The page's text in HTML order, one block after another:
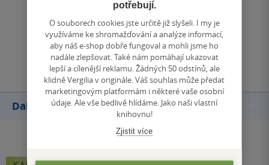
Zobrazit všechna hodnocení
Přidat hodnocení
Další knihy autora
potřebují.
O souborech cookies jste určitě již slyšeli. I my je
využíváme ke shromažďování a analýze informací,
aby náš e-shop dobře fungoval a mohli jsme ho
nadále zlepšovat. Také nám pomáhají ukazovat
lepší a cílenější reklamu. Žádných 50 odstínů, ale
klidně Vergilia v originále. Váš souhlas může předat
marketingovým platformám i některé vaše osobní
údaje. Ale vše bedlivě hlídáme. Jako naši vlastní
knihovnu!
Zjistit více